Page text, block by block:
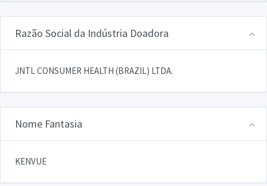
Razão Social da Indústria Doadora
JNTL CONSUMER HEALTH (BRAZIL) LTDA.
Nome Fantasia
KENVUE